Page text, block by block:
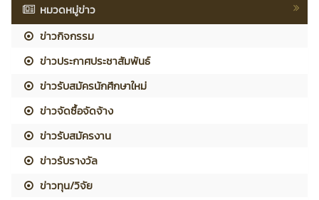
หมวดหมู่ข่าว
ข่าวกิจกรรม
ข่าวประกาศประชาสัมพันธ์
ข่าวรับสมัครนักศึกษาใหม่
ข่าวจัดซื้อจัดจ้าง
ข่าวรับสมัครงาน
ข่าวรับรางวัล
ข่าวทุน/วิจัย